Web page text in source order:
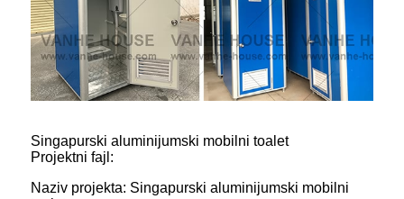
Singapurski aluminijumski mobilni toalet
Projektni fajl:
Naziv projekta: Singapurski aluminijumski mobilni